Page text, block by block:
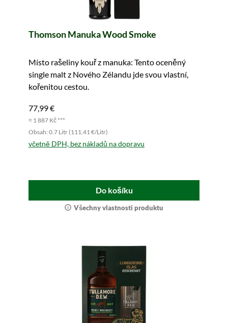
Thomson Manuka Wood Smoke
Místo rašeliny kouř z manuka: Tento oceněný
single malt z Nového Zélandu jde svou vlastní,
kořenitou cestou.
77,99 €
≈ 1 887 Kč ***
Obsah: 0.7 Litr (111,41 €/Litr)
včetně DPH, bez nákladů na dopravu
Do košíku
Všechny vlastnosti produktu